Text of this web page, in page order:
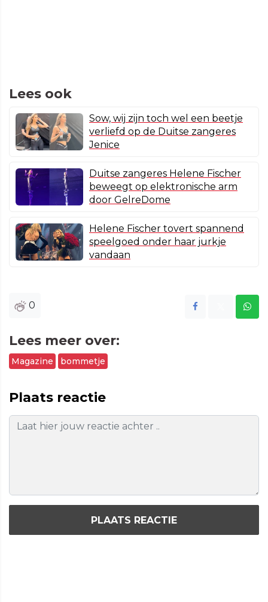
Lees ook
Sow, wij zijn toch wel een beetje
verliefd op de Duitse zangeres
Jenice
Duitse zangeres Helene Fischer
beweegt op elektronische arm
door GelreDome
Helene Fischer tovert spannend
speelgoed onder haar jurkje
vandaan
0
Lees meer over:
Magazine bommetje
Plaats reactie
PLAATS REACTIE